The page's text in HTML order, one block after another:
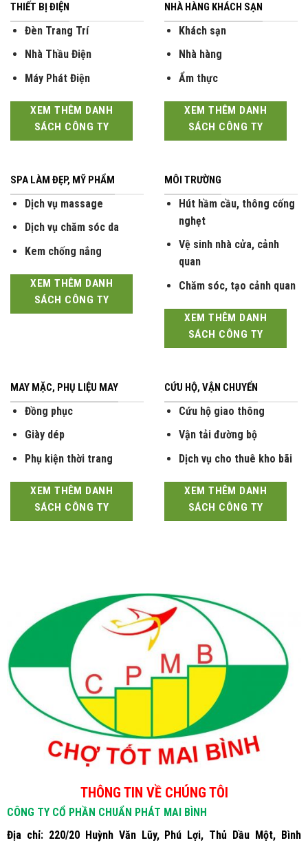
THIẾT BỊ ĐIỆN
Đèn Trang Trí
Nhà Thầu Điện
Máy Phát Điện
XEM THÊM DANH
SÁCH CÔNG TY
NHÀ HÀNG KHÁCH SẠN
Khách sạn
Nhà hàng
Ẩm thực
XEM THÊM DANH
SÁCH CÔNG TY
SPA LÀM ĐẸP, MỸ PHẨM
Dịch vụ massage
Dịch vụ chăm sóc da
Kem chống nắng
XEM THÊM DANH
SÁCH CÔNG TY
MÔI TRƯỜNG
Hút hầm cầu, thông cống
nghẹt
Vệ sinh nhà cửa, cảnh
quan
Chăm sóc, tạo cảnh quan
XEM THÊM DANH
SÁCH CÔNG TY
MAY MẶC, PHỤ LIỆU MAY
Đồng phục
Giày dép
Phụ kiện thời trang
XEM THÊM DANH
SÁCH CÔNG TY
CỨU HỘ, VẬN CHUYỂN
Cứu hộ giao thông
Vận tải đường bộ
Dịch vụ cho thuê kho bãi
XEM THÊM DANH
SÁCH CÔNG TY
THÔNG TIN VỀ CHÚNG TÔI
CÔNG TY CỔ PHẦN CHUẨN PHÁT MAI BÌNH
Địa chỉ: 220/20 Huỳnh Văn Lũy, Phú Lợi, Thủ Dầu Một, Bình